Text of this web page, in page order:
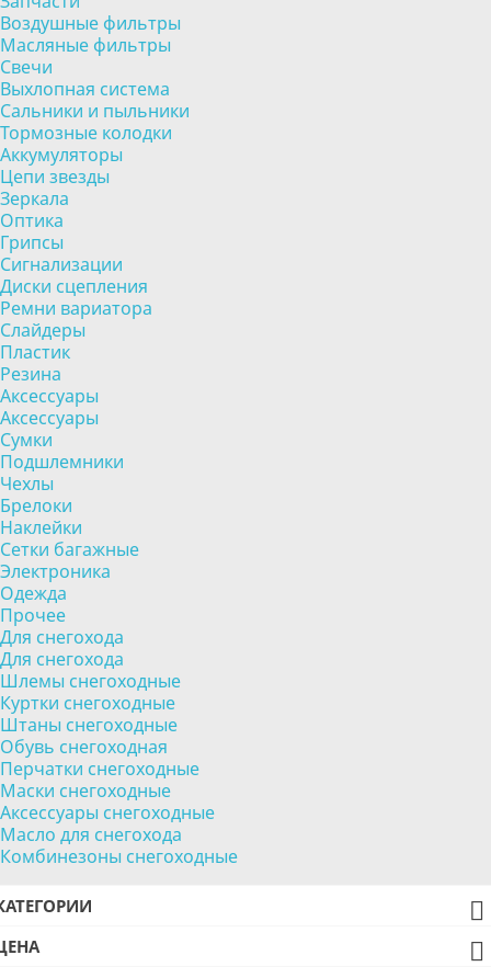
Воздушные фильтры
Масляные фильтры
Свечи
Выхлопная система
Сальники и пыльники
Тормозные колодки
Аккумуляторы
Цепи звезды
Зеркала
Оптика
Грипсы
Сигнализации
Диски сцепления
Ремни вариатора
Слайдеры
Пластик
Резина
Аксессуары
Аксессуары
Сумки
Подшлемники
Чехлы
Брелоки
Наклейки
Сетки багажные
Электроника
Одежда
Прочее
Для снегохода
Для снегохода
Шлемы снегоходные
Куртки снегоходные
Штаны снегоходные
Обувь снегоходная
Перчатки снегоходные
Маски снегоходные
Аксессуары снегоходные
Масло для снегохода
Комбинезоны снегоходные

